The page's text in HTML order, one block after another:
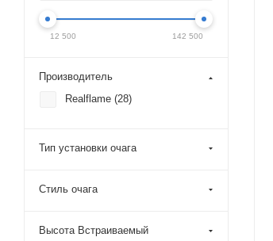
12 500 142 500
Производитель
Realflame (28)
Тип установки очага
Стиль очага
Высота Встраиваемый